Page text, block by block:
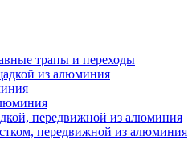
трапы и переходы
из алюминия
передвижной из алюминия
передвижной из алюминия